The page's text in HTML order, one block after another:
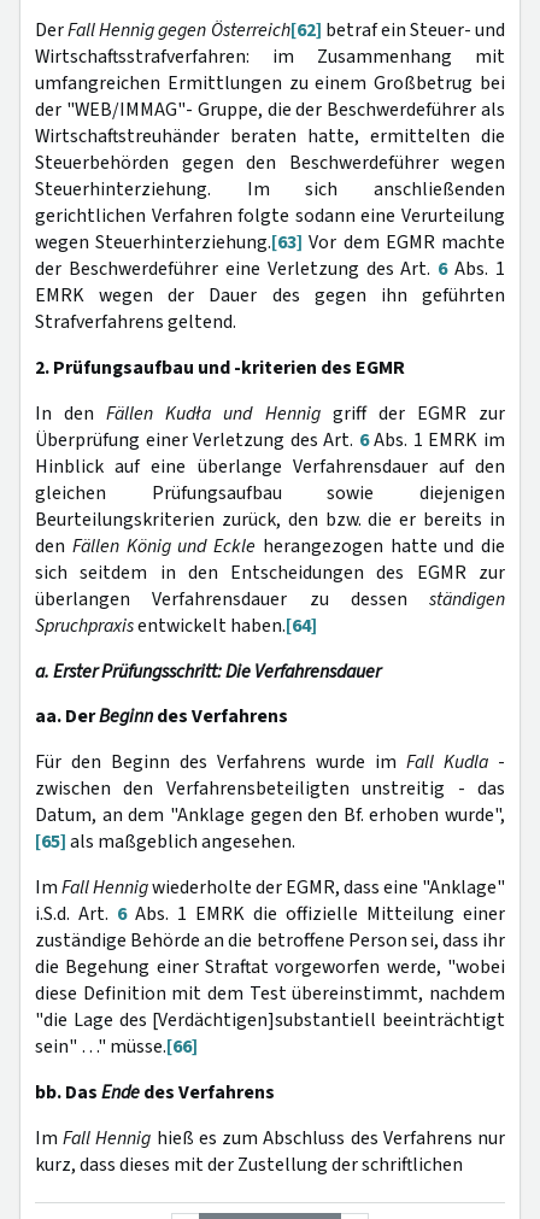
DerFall Hennig gegen Österreich[62] betraf ein Steuer- und
Wirtschaftsstrafverfahren: im Zusammenhang mit
umfangreichen Ermittlungen zu einem Großbetrug bei
der "WEB/IMMAG"- Gruppe, die der Beschwerdeführer als
Wirtschaftstreuhänder beraten hatte, ermittelten die
Steuerbehörden gegen den Beschwerdeführer wegen
Steuerhinterziehung. Im sich anschließenden
gerichtlichen Verfahren folgte sodann eine Verurteilung
wegen Steuerhinterziehung.[63] Vor dem EGMR machte
der Beschwerdeführer eine Verletzung des Art. 6Abs. 1
EMRK wegen der Dauer des gegen ihn geführten
Strafverfahrens geltend.
2. Prüfungsaufbau und -kriterien des EGMR
In denFällen Kudła und Henniggriff der EGMR zur
Überprüfung einer Verletzung des Art. 6Abs. 1 EMRK im
Hinblick auf eine überlange Verfahrensdauer auf den
gleichen Prüfungsaufbau sowie diejenigen
Beurteilungskriterien zurück, den bzw. die er bereits in
den Fällen König und Eckle herangezogen hatte und die
sich seitdem in den Entscheidungen des EGMR zur
überlangen Verfahrensdauer zu dessen ständigen
Spruchpraxisentwickelt haben.[64]
a. Erster Prüfungsschritt: Die Verfahrensdauer
aa. DerBeginndes Verfahrens
Für den Beginn des Verfahrens wurde im Fall Kudla -
zwischen den Verfahrensbeteiligten unstreitig - das
Datum, an dem "Anklage gegen den Bf. erhoben wurde",
[65]als maßgeblich angesehen.
ImFall Hennigwiederholte der EGMR, dass eine "Anklage"
i.S.d. Art. 6Abs. 1 EMRK die offizielle Mitteilung einer
zuständige Behörde an die betroffene Person sei, dass ihr
die Begehung einer Straftat vorgeworfen werde, "wobei
diese Definition mit dem Test übereinstimmt, nachdem
"die Lage des [Verdächtigen]substantiell beeinträchtigt
sein" …" müsse.[66]
bb. DasEndedes Verfahrens
ImFall Hennig hieß es zum Abschluss des Verfahrens nur
kurz, dass dieses mit der Zustellung der schriftlichen